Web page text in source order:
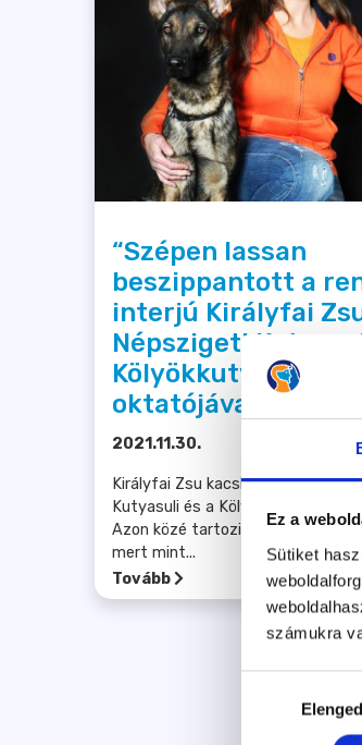
Ez a
Sütiket
számukra
kiválasztása
“Szépen lassan
beszippantott a
interjú Királyfai
Népszigeti
Kölyökkutya-
oktatójával
2021.11.30.
Királyfai Zsu kacskaringós úton
Kutyasuli és a Kölyökkutya-
Azon közé tartozik, akik
mert mint...
Tovább